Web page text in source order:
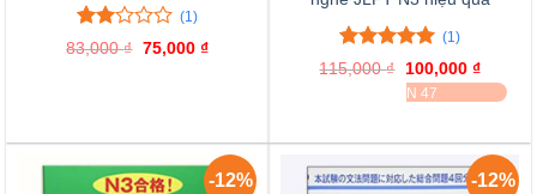
2.00
trên
1
(1)
83,000₫ Giá
75,000 ₫Giá
5.00trên 5
1
đánh giá
(1)
115,000₫
Giá
gốc
là:
100,000 ₫Giá
hiện
tại
ĐÃ BÁN 47
-12% -12%